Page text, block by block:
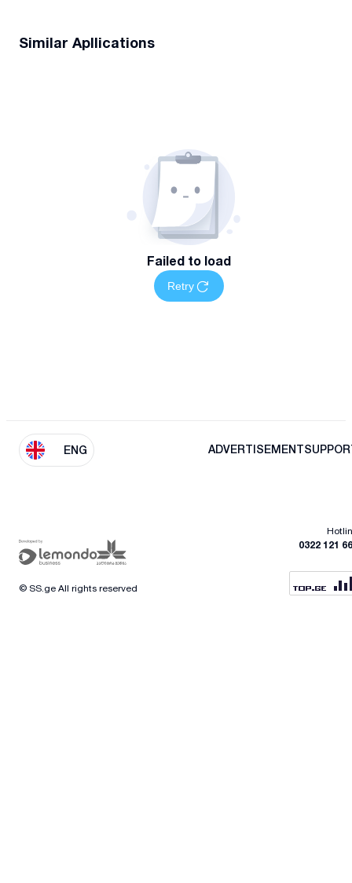
Similar Apllications
Failed to load
Retry
ENG ADVERTISEMENT
0322 121
© SS.ge All rights reserved